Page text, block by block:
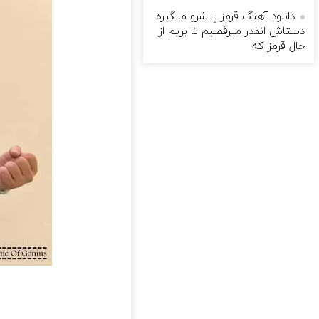
دانلود آهنگ قرمز پیشرو میگیره
دستاش انقدر میرقصیم تا بریم از
حال قرمز که